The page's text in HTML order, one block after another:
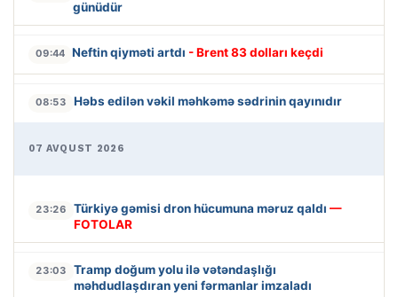
günüdür
09:44 Neftin qiyməti artdı - Brent 83 dolları keçdi
08:53 Həbs edilən vəkil məhkəmə sədrinin qayınıdır
07 AVQUST 2026
23:26 Türkiyə gəmisi dron hücumuna məruz qaldı —
FOTOLAR
23:03
Tramp doğum yolu ilə vətəndaşlığı
məhdudlaşdıran yeni fərmanlar imzaladı